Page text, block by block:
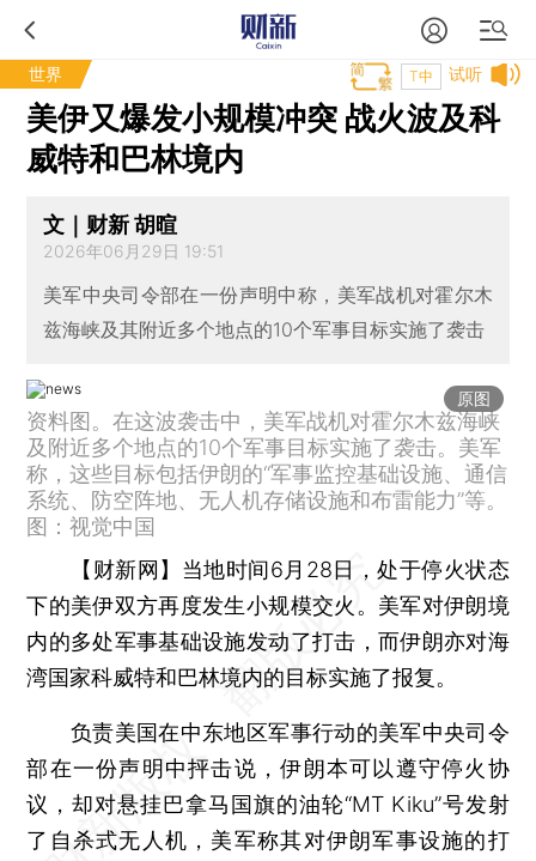
世界 试听
T中
美伊又爆发小规模冲突 战火波及科
威特和巴林境内
文｜财新 胡暄
2026年06月29日 19:51
美军中央司令部在一份声明中称，美军战机对霍尔木
兹海峡及其附近多个地点的10个军事目标实施了袭击
原图
资料图。在这波袭击中，美军战机对霍尔木兹海峡
及附近多个地点的10个军事目标实施了袭击。美军
称，这些目标包括伊朗的“军事监控基础设施、通信
系统、防空阵地、无人机存储设施和布雷能力”等。
图：视觉中国
【财新网】 当地时间6月28日，处于停火状态
下的美伊双方再度发生小规模交火。美军对伊朗境
内的多处军事基础设施发动了打击，而伊朗亦对海
湾国家科威特和巴林境内的目标实施了报复。
负责美国在中东地区军事行动的美军中央司令
部在一份声明中抨击说，伊朗本可以遵守停火协
议，却对悬挂巴拿马国旗的油轮“MT Kiku”号发射
了自杀式无人机，美军称其对伊朗军事设施的打